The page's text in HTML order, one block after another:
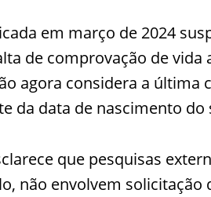
em março de 2024
de comprovação de vida
agora considera a última
da data de nascimento do
que pesquisas
não envolvem